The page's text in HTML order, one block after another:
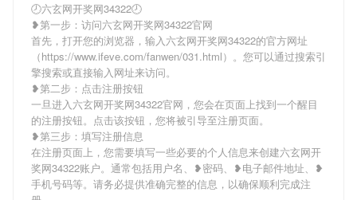
🕗六玄网开奖网34322🕗
❥第一步：访问六玄网开奖网34322官网
首先，打开您的浏览器，输入六玄网开奖网34322的官方网址
（https://www.ifeve.com/fanwen/031.html）。您可以通过搜索引
擎搜索或直接输入网址来访问。
❥第二步：点击注册按钮
一旦进入六玄网开奖网34322官网，您会在页面上找到一个醒目
的注册按钮。点击该按钮，您将被引导至注册页面。
❥第三步：填写注册信息
在注册页面上，您需要填写一些必要的个人信息来创建六玄网开
奖网34322账户。通常包括用户名、❥密码、❥电子邮件地址、❥
手机号码等。请务必提供准确完整的信息，以确保顺利完成注